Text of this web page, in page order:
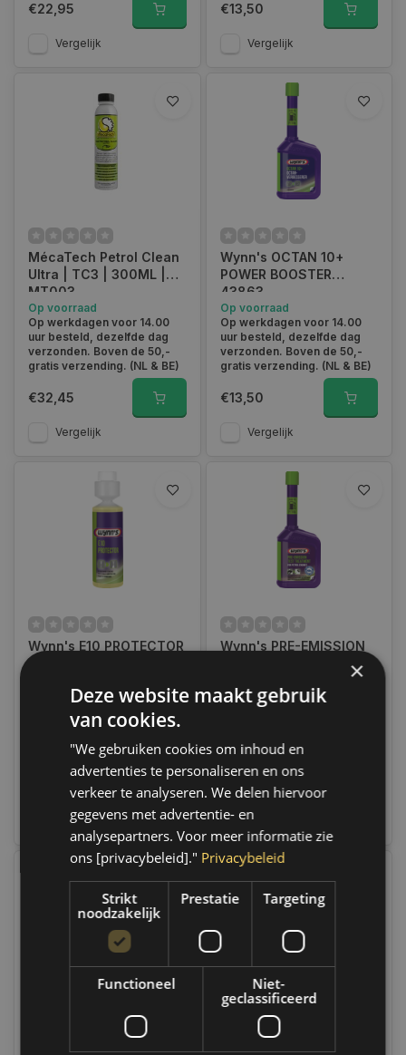
Benzine reiniger voor uw auto kopen bij
Autoklusser.nl
Bestel vandaag nog voor 15:00 uw benzine reiniger van Motip
of Wynn’s en ontvang uw bestelling morgen in huis.
Autoklusser.nl is uw webshop voor alle autobenodigdheden en
accessoires. Ontdek ons extra voordelig geprijsde assortiment
en sla uw slag.
€22,95
Vergelijk
€13,50
Vergelijk
MécaTech Petrol Clean
Ultra | TC3 | 300ML |
MT003
Op voorraad
Op werkdagen voor 14.00
uur besteld, dezelfde dag
verzonden. Boven de 50,-
gratis verzending. (NL & BE)
€32,45
Vergelijk
Wynn's OCTAN 10+
POWER BOOSTER
43863
Op voorraad
Op werkdagen voor 14.00
uur besteld, dezelfde dag
verzonden. Boven de 50,-
gratis verzending. (NL & BE)
€13,50
Vergelijk
Wynn's E10 PROTECTOR
BESCHERMT BIJ
BENZINE
Op voorraad
Op werkdagen voor 14.00
uur besteld, dezelfde dag
gratis verzending. (NL & BE)
Vergelijk
Wynn's PRE-EMISSION
TEST TREATMENT FOR
PETROL ENGINES 31163
Op voorraad
Op voorraad verzending
verzending. (NL & BE)
€13,95
Vergelijk
MécaTech Octaan
Booster | TC2 | 300ML |
MécaTech TS3 Moto |
MT603 | 120 ML
×
Deze website maakt gebruik
van cookies.
"We gebruiken cookies om inhoud en
advertenties te personaliseren en ons
verkeer te analyseren. We delen hiervoor
gegevens met advertentie- en
analysepartners. Voor meer informatie zie
ons [privacybeleid]." Privacybeleid
Strikt
noodzakelijk
Prestatie Targeting
Functioneel
Niet-
geclassificeerd